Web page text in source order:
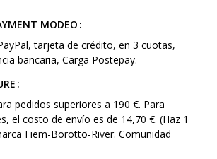
MODEO
tarjeta de crédito, en 3 cuotas,
bancaria, Carga Postepay.
pedidos superiores a 190 €. Para
el costo de envío es de 14,70 €. (Haz 1
Fiem-Borotto-River. Comunidad